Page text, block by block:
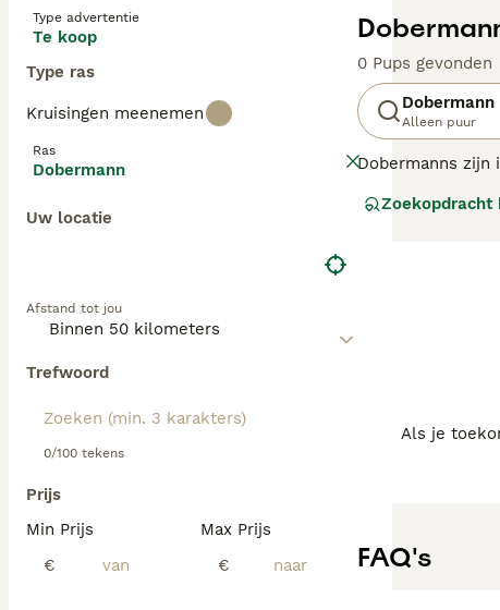
Type advertentie
Te koop
Type ras
Kruisingen meenemen
Ras
Dobermann
Uw locatie
Afstand tot jou
Trefwoord
0/100 tekens
Prijs
Min Prijs
€
Max Prijs
€
0 Pups gevonden
Dobermann
Alleen puur
Dobermanns zijn
wijze worden
Zoekopdracht
Als je
FAQ's